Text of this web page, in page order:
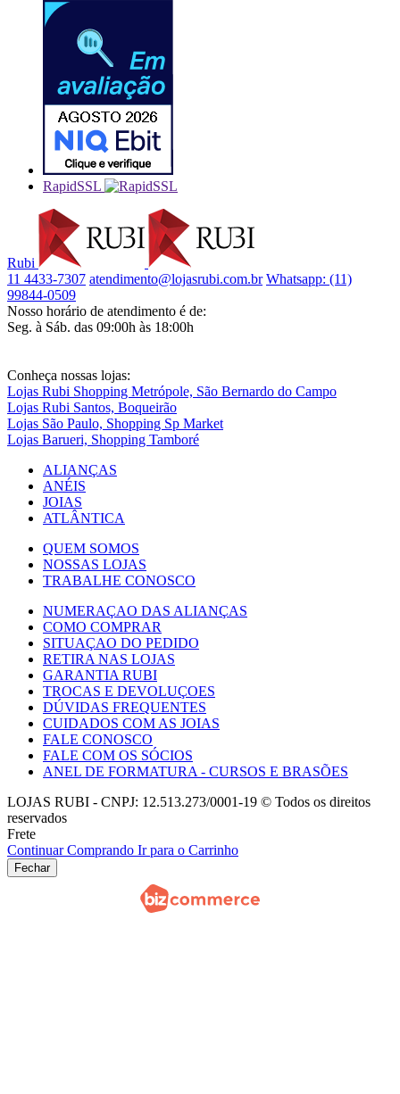
RapidSSL
Rubi
11 4433-7307 atendimento@lojasrubi.com.br Whatsapp: (11)
99844-0509
Nosso horário de atendimento é de:
Seg. à Sáb. das 09:00h às 18:00h
Conheça nossas lojas:
Lojas Rubi Shopping Metrópole, São Bernardo do Campo
Lojas Rubi Santos, Boqueirão
Lojas São Paulo, Shopping Sp Market
Lojas Barueri, Shopping Tamboré
ALIANÇAS
ANÉIS
JOIAS
ATLÂNTICA
QUEM SOMOS
NOSSAS LOJAS
TRABALHE CONOSCO
NUMERAÇAO DAS ALIANÇAS
COMO COMPRAR
SITUAÇAO DO PEDIDO
RETIRA NAS LOJAS
GARANTIA RUBI
TROCAS E DEVOLUÇOES
DÚVIDAS FREQUENTES
CUIDADOS COM AS JOIAS
FALE CONOSCO
FALE COM OS SÓCIOS
ANEL DE FORMATURA - CURSOS E BRASÕES
LOJAS RUBI - CNPJ: 12.513.273/0001-19 © Todos os direitos
reservados
Frete
Continuar Comprando Ir para o Carrinho
Fechar